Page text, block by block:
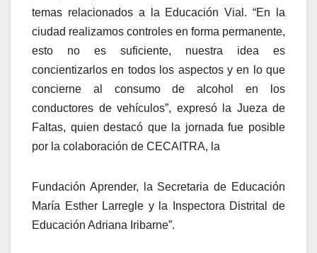
temas relacionados a la Educación Vial. “En la
ciudad realizamos controles en forma permanente,
esto no es suficiente, nuestra idea es
concientizarlos en todos los aspectos y en lo que
concierne al consumo de alcohol en los
conductores de vehículos”, expresó la Jueza de
Faltas, quien destacó que la jornada fue posible
por la colaboración de CECAITRA, la
Fundación Aprender, la Secretaria de Educación
María Esther Larregle y la Inspectora Distrital de
Educación Adriana Iribarne”.